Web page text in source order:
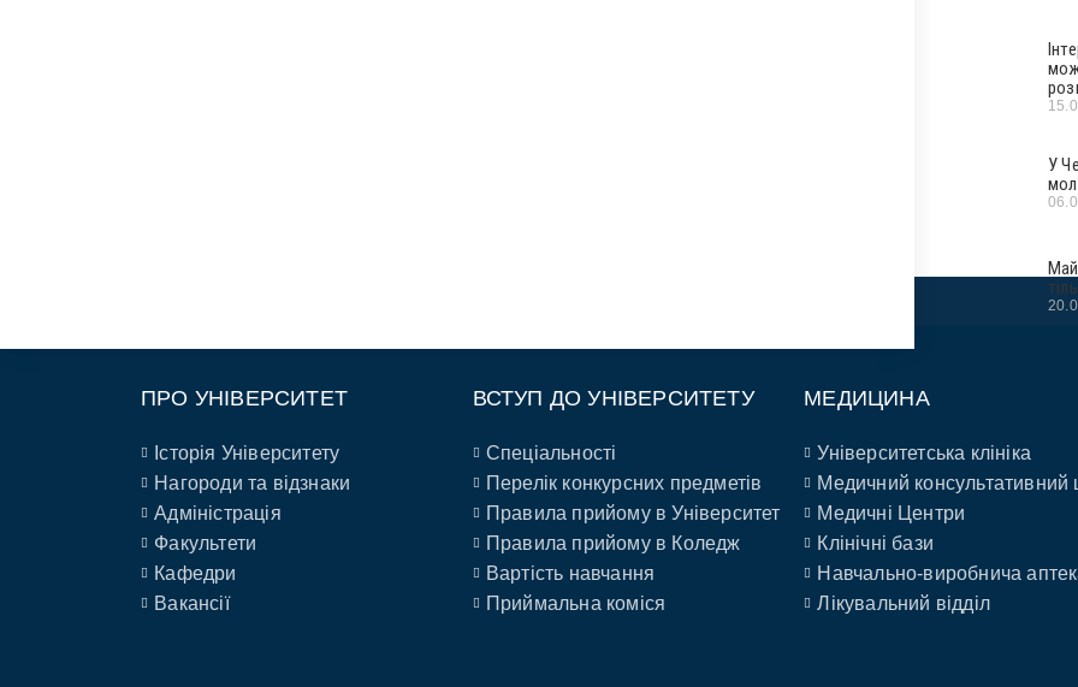
У
ПРО УНІВЕРСИТЕТ
Історія Університету
Нагороди та відзнаки
Адміністрація
Факультети
Кафедри
Вакансії
ВСТУП ДО УНІВЕРСИТЕТУ
Спеціальності
Перелік конкурсних предметів
Правила прийому в Університет
Правила прийому в Коледж
Вартість навчання
Приймальна коміся
МЕДИЦИНА
Університетська клініка
Медичний консультативний
Медичні Центри
Клінічні бази
Навчально-виробнича
Лікувальний відділ